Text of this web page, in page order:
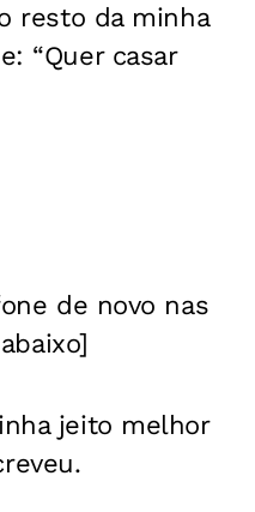
resto da minha
“Quer casar
de novo nas
jeito melhor